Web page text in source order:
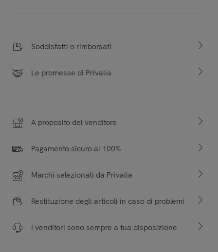
Soddisfatti o rimborsati
Le promesse di Privalia
A proposito del venditore
Pagamento sicuro al 100%
Marchi selezionati da Privalia
Restituzione degli articoli in caso di problemi
I venditori sono sempre a tua disposizione